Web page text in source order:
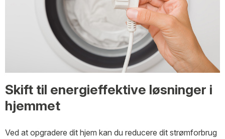
Skift til energieffektive løsninger i
hjemmet
Ved at opgradere dit hjem kan du reducere dit strømforbrug